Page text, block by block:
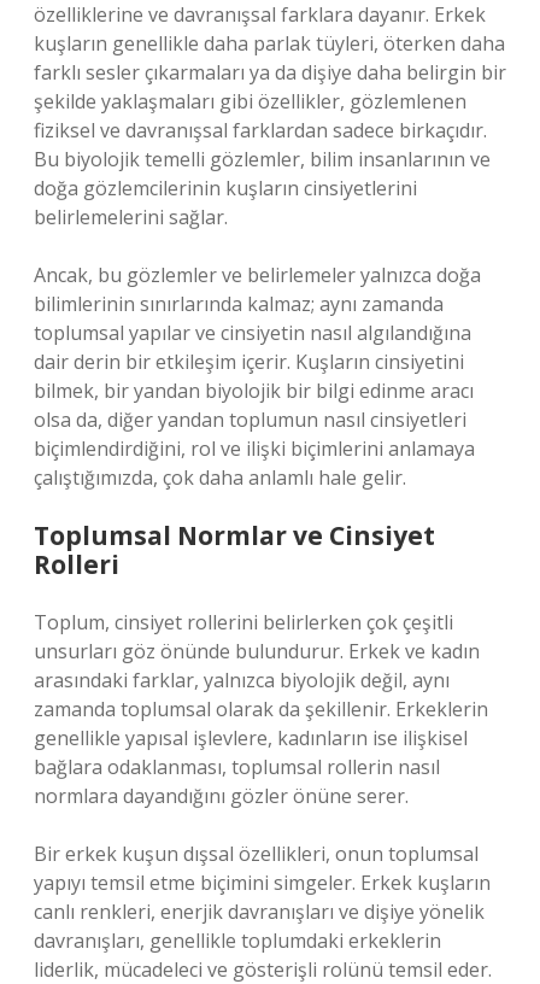
özelliklerine ve davranışsal farklara dayanır. Erkek
kuşların genellikle daha parlak tüyleri, öterken daha
farklı sesler çıkarmaları ya da dişiye daha belirgin bir
şekilde yaklaşmaları gibi özellikler, gözlemlenen
fiziksel ve davranışsal farklardan sadece birkaçıdır.
Bu biyolojik temelli gözlemler, bilim insanlarının ve
doğa gözlemcilerinin kuşların cinsiyetlerini
belirlemelerini sağlar.
Ancak, bu gözlemler ve belirlemeler yalnızca doğa
bilimlerinin sınırlarında kalmaz; aynı zamanda
toplumsal yapılar ve cinsiyetin nasıl algılandığına
dair derin bir etkileşim içerir. Kuşların cinsiyetini
bilmek, bir yandan biyolojik bir bilgi edinme aracı
olsa da, diğer yandan toplumun nasıl cinsiyetleri
biçimlendirdiğini, rol ve ilişki biçimlerini anlamaya
çalıştığımızda, çok daha anlamlı hale gelir.
Toplumsal Normlar ve Cinsiyet
Rolleri
Toplum, cinsiyet rollerini belirlerken çok çeşitli
unsurları göz önünde bulundurur. Erkek ve kadın
arasındaki farklar, yalnızca biyolojik değil, aynı
zamanda toplumsal olarak da şekillenir. Erkeklerin
genellikle yapısal işlevlere, kadınların ise ilişkisel
bağlara odaklanması, toplumsal rollerin nasıl
normlara dayandığını gözler önüne serer.
Bir erkek kuşun dışsal özellikleri, onun toplumsal
yapıyı temsil etme biçimini simgeler. Erkek kuşların
canlı renkleri, enerjik davranışları ve dişiye yönelik
davranışları, genellikle toplumdaki erkeklerin
liderlik, mücadeleci ve gösterişli rolünü temsil eder.